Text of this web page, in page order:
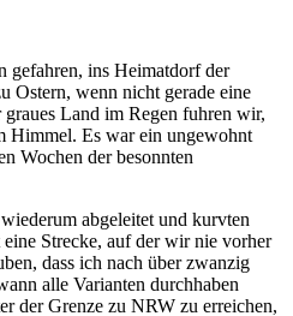
gefahren, ins Heimatdorf der
Ostern, wenn nicht gerade eine
Land im Regen fuhren wir,
Himmel. Es war ein ungewohnt
Wochen der besonnten
abgeleitet und kurvten
Strecke, auf der wir nie vorher
dass ich nach über zwanzig
alle Varianten durchhaben
der Grenze zu NRW zu erreichen,